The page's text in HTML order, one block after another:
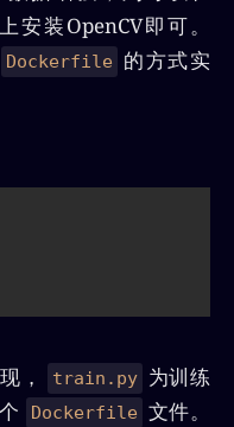
装OpenCV即可。
Dockerfile 的方式实
， train.py 为训练
Dockerfile 文件。